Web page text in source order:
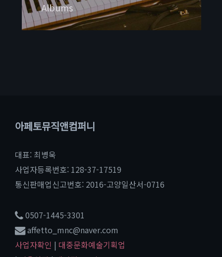
Albums
아페토뮤직앤컴퍼니
대표: 최병욱
사업자등록번호: 128-37-17519
통신판매업신고번호: 2016-고양일산서-0716
0507-1445-3301
affetto_mnc@naver.com
사업자확인 | 대중문화예술기획업